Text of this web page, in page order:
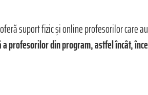
suport fizic și online profesorilor care
profesorilor din program, astfel încât,